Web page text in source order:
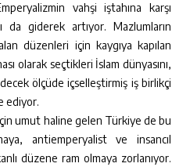
vahşi iştahına karşı
da giderek artıyor. Mazlumların
düzenleri için kaygıya kapılan
olarak seçtikleri İslam dünyasını,
ölçüde içselleştirmiş iş birlikçi
ediyor.
umut haline gelen Türkiye de bu
antiemperyalist ve insancıl
düzene ram olmaya zorlanıyor.